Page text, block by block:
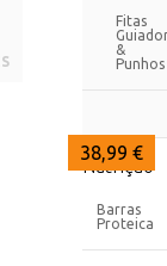
38,99 €
38,99 €
38,99 €
Fitas
&
Punhos
Nutrição
Barras
Proteica